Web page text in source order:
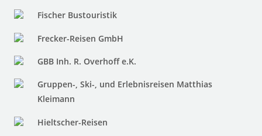
Fischer Bustouristik
Frecker-Reisen GmbH
GBB Inh. R. Overhoff e.K.
Gruppen-, Ski-, und Erlebnisreisen Matthias
Kleimann
Hieltscher-Reisen